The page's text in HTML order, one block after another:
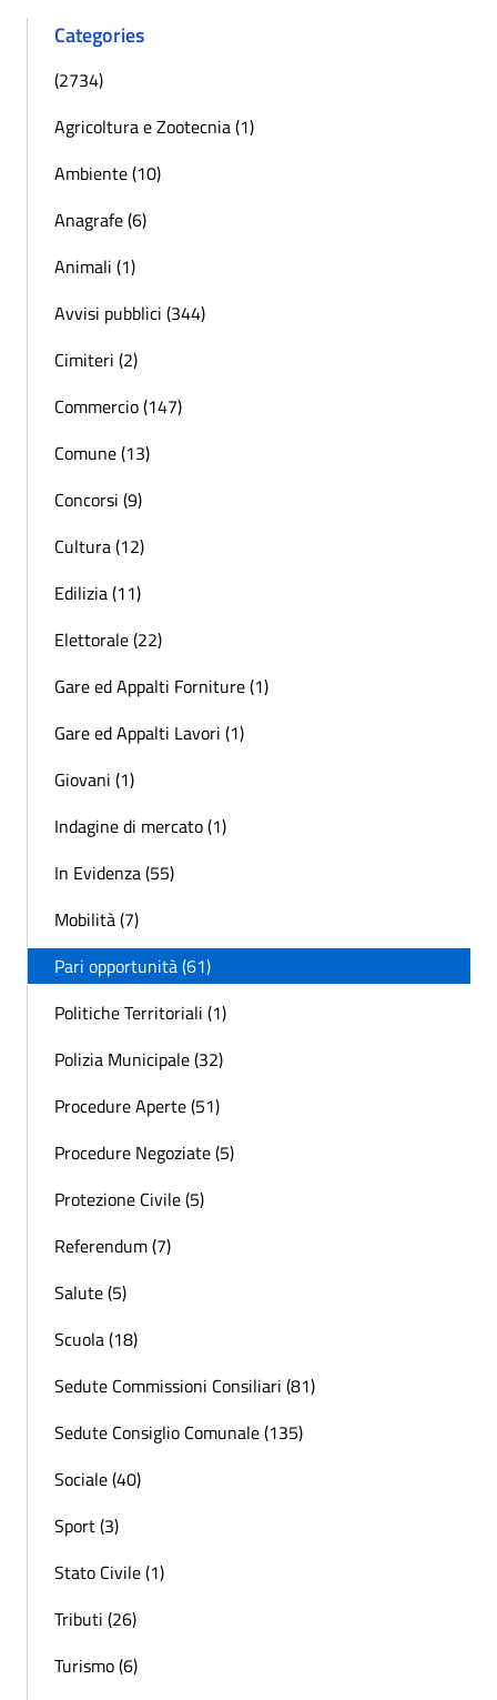
Categories
(2734)
Agricoltura e Zootecnia (1)
Ambiente (10)
Anagrafe (6)
Animali (1)
Avvisi pubblici (344)
Cimiteri (2)
Commercio (147)
Comune (13)
Concorsi (9)
Cultura (12)
Edilizia (11)
Elettorale (22)
Gare ed Appalti Forniture (1)
Gare ed Appalti Lavori (1)
Giovani (1)
Indagine di mercato (1)
In Evidenza (55)
Mobilità (7)
Pari opportunità (61)
Politiche Territoriali (1)
Polizia Municipale (32)
Procedure Aperte (51)
Procedure Negoziate (5)
Protezione Civile (5)
Referendum (7)
Salute (5)
Scuola (18)
Sedute Commissioni Consiliari (81)
Sedute Consiglio Comunale (135)
Sociale (40)
Sport (3)
Stato Civile (1)
Tributi (26)
Turismo (6)